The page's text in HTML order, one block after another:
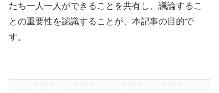
たち一人一人ができることを共有し、議論するこ
との重要性を認識することが、本記事の目的で
す。